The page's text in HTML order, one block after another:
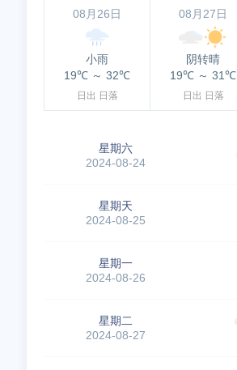
08月26日
小雨
19℃ ～ 32℃
日出 日落
08月27日
阴转晴
19℃ ～ 31℃
日出 日落
星期六
2024-08-24
星期天
2024-08-25
星期一
2024-08-26
星期二
2024-08-27